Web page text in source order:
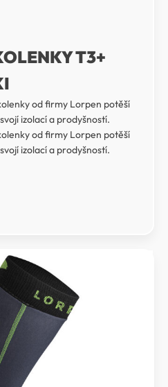
T3+
od firmy Lorpen potěší
izolací a prodyšností.
od firmy Lorpen potěší
izolací a prodyšností.